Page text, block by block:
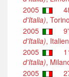
2005
d'Italia),
2005
d'Italia), Italien
2005
d'Italia),
2005